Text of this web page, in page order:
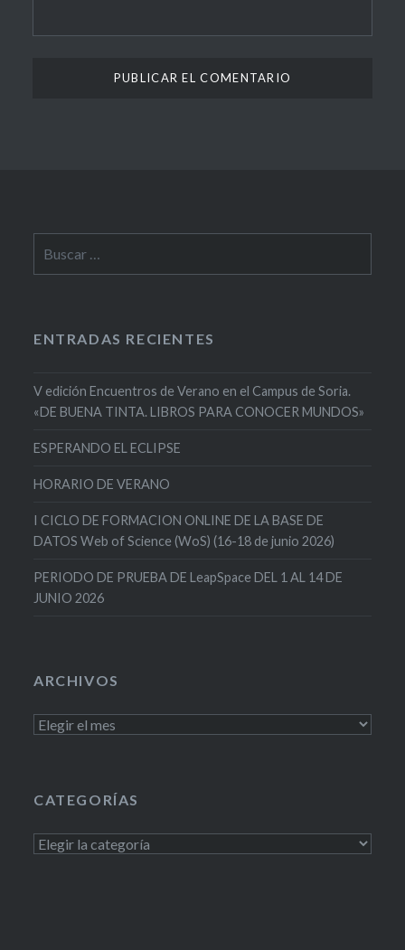
ENTRADAS RECIENTES
V edición Encuentros de Verano en el Campus de Soria.
«DE BUENA TINTA. LIBROS PARA CONOCER MUNDOS»
ESPERANDO EL ECLIPSE
HORARIO DE VERANO
I CICLO DE FORMACION ONLINE DE LA BASE DE
DATOS Web of Science (WoS) (16-18 de junio 2026)
PERIODO DE PRUEBA DE LeapSpace DEL 1 AL 14 DE
JUNIO 2026
ARCHIVOS
Archivos
CATEGORÍAS
Categorías